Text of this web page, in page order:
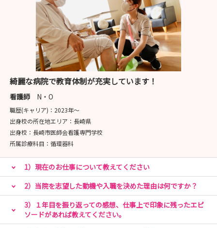
綺麗な病院で教育体制が充実しています！
看護師 N・O
職歴(キャリア)： 2023年〜
出身校の所在地エリア： 長崎県
出身校： 長崎市医師会看護専門学校
所属診療科目： 循環器科
1）現在のお仕事について教えてください
2）当院を志望した動機や入職を決めた理由は何ですか？
3）１年目を振り返っての感想、仕事上で印象に残ったエピ
ソードがあれば教えてください。